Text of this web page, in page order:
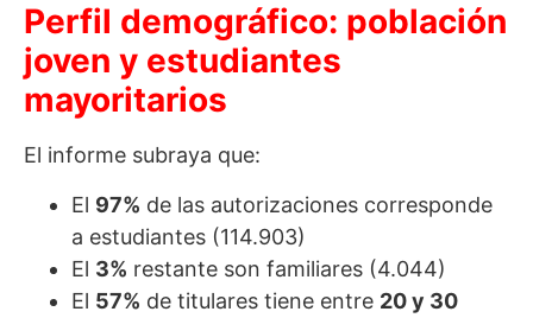
Perfil demográfico: población
joven y estudiantes
mayoritarios
El informe subraya que:
El 97% de las autorizaciones corresponde
a estudiantes (114.903)
El 3% restante son familiares (4.044)
El 57% de titulares tiene entre 20 y 30